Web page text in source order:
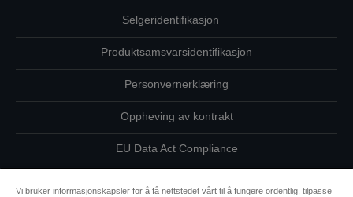
Selgeridentifikasjon
Produktsamsvarsidentifikasjon
Personvernerklæring
Oppheving av kontrakt
EU Data Act Compliance
Vi bruker informasjonskapsler for å få nettstedet vårt til å fungere ordentlig, tilpasse